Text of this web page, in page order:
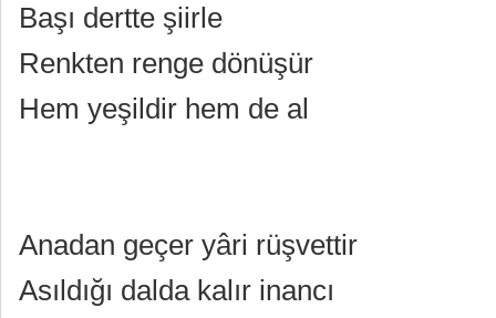
Başı dertte şiirle
Renkten renge dönüşür
Hem yeşildir hem de al
Anadan geçer yâri rüşvettir
Asıldığı dalda kalır inancı